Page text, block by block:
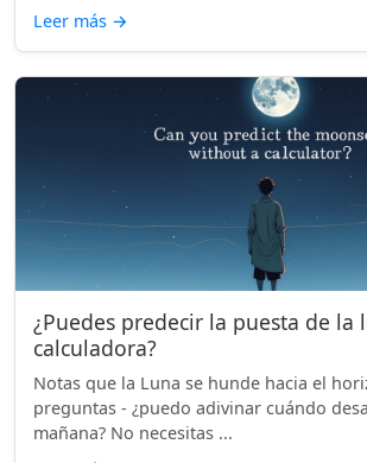
Leer más →
¿Puedes predecir la puesta de la
calculadora?
Notas que la Luna se hunde hacia el
preguntas - ¿puedo adivinar cuándo
mañana? No necesitas ...